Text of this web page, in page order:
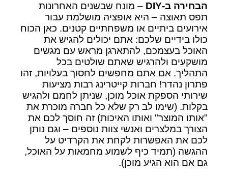
הבחירה ב-DIY
– מונח שבשנים האחרונות
תפס תאוצה – היא אופציה מושלמת עבור
אירועים ביתיים או משפחתיים קטנים. כאן הכוח
כולו בידיים שלכם: אתם יכולים להגיש את
האוכל בעצמכם, להתארגן מראש עם מגשים
מושקעים ולהרגיש שאתם שולטים בכל
התהליך. אם אתם מחפשים לחסוך בעלויות, זהו
פתרון נהדר! חברות קייטרינג רבות מציעות
שירותי הספקת אוכל מוכן, שניתן לחמם ולהגיש
בקלות. (שימו לב רק שלא כל חברה מוכרת את
"אותו המוצר" ואותו האיכות) זה חוסך לכם את
הצורך במלצרים ואנשי צוות נוספים – וגם נותן
לכם את האפשרות לקחת את הקרדיט על
ההגשה (תמיד כיף לשמוע מחמאות על האוכל,
גם אם הוא הגיע מוכן).